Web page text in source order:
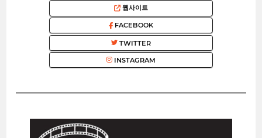
웹사이트
FACEBOOK
TWITTER
INSTAGRAM